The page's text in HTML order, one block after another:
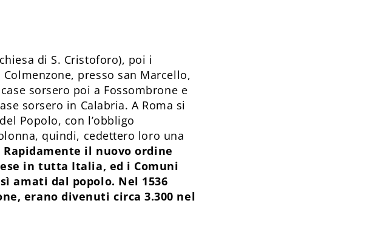
di S. Cristoforo), poi i
presso san Marcello,
sorsero poi a Fossombrone e
sorsero in Calabria. A Roma si
Popolo, con l’obbligo
quindi, cedettero loro una
Rapidamente il nuovo ordine
in tutta Italia, ed i Comuni
amati dal popolo. Nel 1536
erano divenuti circa 3.300 nel